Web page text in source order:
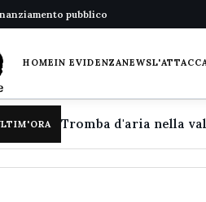
pubblico
HOMEIN EVIDENZANEWS